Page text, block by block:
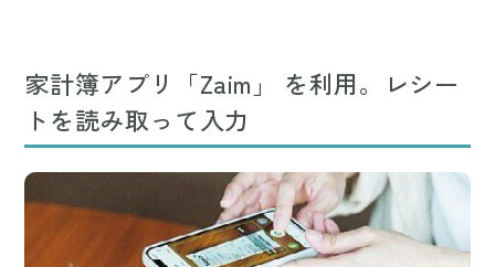
家計簿アプリ「Zaim」 を利用。レシー
トを読み取って入力